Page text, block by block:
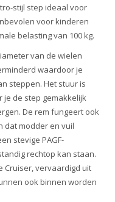
stijl step ideaal voor
voor kinderen
belasting van 100 kg.
van de wielen
waardoor je
steppen. Het stuur is
je de step gemakkelijk
De rem fungeert ook
dat modder en vuil
stevige PAGF-
rechtop kan staan.
Cruiser, vervaardigd uit
ook binnen worden